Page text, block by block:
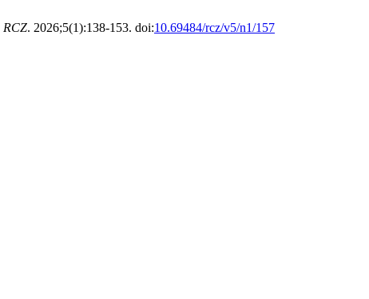
RCZ. 2026;5(1):138-153. doi:10.69484/rcz/v5/n1/157